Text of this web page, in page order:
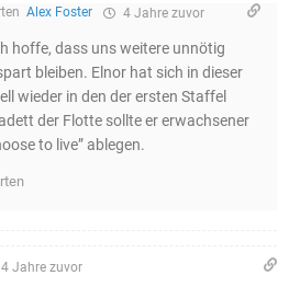
Alex Foster 4 Jahre zuvor
hoffe, dass uns weitere unnötig
bleiben. Elnor hat sich in dieser
wieder in den der ersten Staffel
der Flotte sollte er erwachsener
to live” ablegen.
4 Jahre zuvor